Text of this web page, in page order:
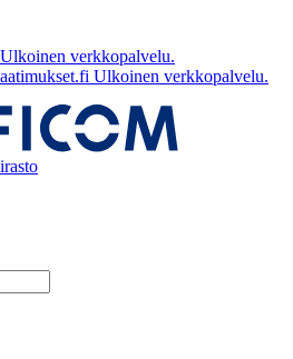
Ulkoinen verkkopalvelu.
Ulkoinen verkkopalvelu.